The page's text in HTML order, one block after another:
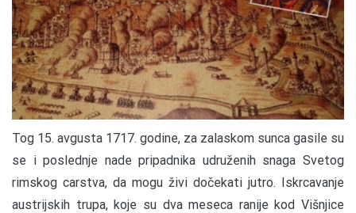
Tog 15. avgusta 1717. godine, za zalaskom sunca gasile su
se i poslednje nade pripadnika udruženih snaga Svetog
rimskog carstva, da mogu živi dočekati jutro. Iskrcavanje
austrijskih trupa, koje su dva meseca ranije kod Višnjice